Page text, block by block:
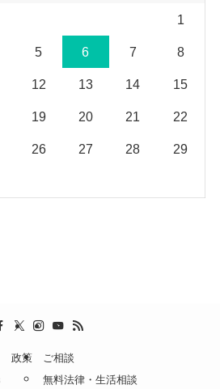
1
5 6 7 8
12 13 14 15
19 20 21 22
26 27 28 29
政策
ご相談
無料法律・生活相談